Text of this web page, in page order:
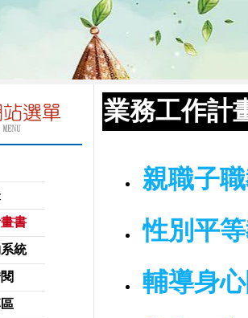
書
統
業務工作計
親職子
性別平
輔導身